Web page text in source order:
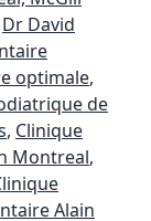
Dr David
optimale,
de
, Clinique
Montreal,
Alain